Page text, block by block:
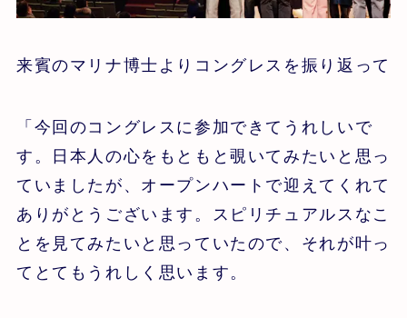
来賓のマリナ博士よりコングレスを振り返って
「今回のコングレスに参加できてうれしいで
す。日本人の心をもともと覗いてみたいと思っ
ていましたが、オープンハートで迎えてくれて
ありがとうございます。スピリチュアルスなこ
とを見てみたいと思っていたので、それが叶っ
てとてもうれしく思います。